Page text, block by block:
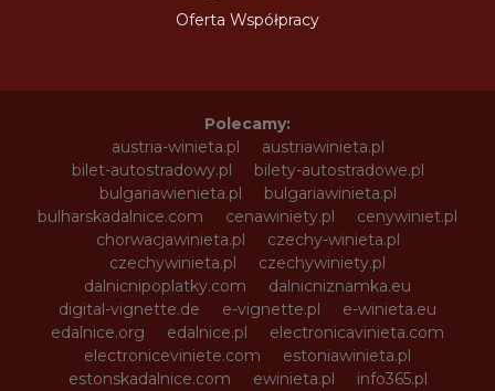
Oferta Współpracy
Polecamy:
austria-winieta.pl
austriawinieta.pl
bilet-autostradowy.pl
bilety-autostradowe.pl
bulgariawienieta.pl
bulgariawinieta.pl
bulharskadalnice.com
cenawiniety.pl
cenywiniet.pl
chorwacjawinieta.pl
czechy-winieta.pl
czechywinieta.pl
czechywiniety.pl
dalnicnipoplatky.com
dalnicniznamka.eu
digital-vignette.de
e-vignette.pl
e-winieta.eu
edalnice.org
edalnice.pl
electronicavinieta.com
electroniceviniete.com
estoniawinieta.pl
estonskadalnice.com
ewinieta.pl
info365.pl